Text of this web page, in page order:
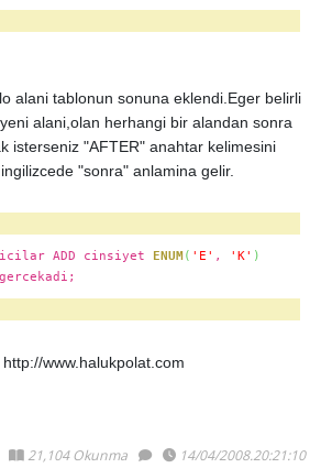
alani tablonun sonuna eklendi.Eger belirli
alani,olan herhangi bir alandan sonra
isterseniz "AFTER" anahtar kelimesini
"sonra" anlamina gelir.
ADD cinsiyet ENUM ( 'E' , 'K' )
gercekadi;
www.halukpolat.com
21,104 Okunma 14/04/2008.20:21:10